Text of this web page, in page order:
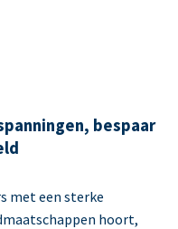
bespaar
met een sterke
hoort,